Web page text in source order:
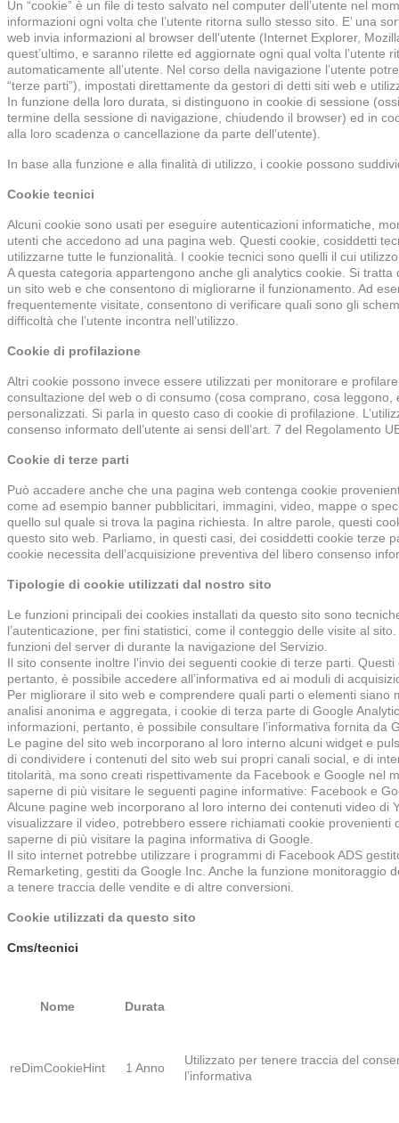
Un “cookie” è un file di testo salvato nel computer dell’utente nel
informazioni ogni volta che l’utente ritorna sullo stesso sito. E’ una
web invia informazioni al browser dell’utente (Internet Explorer,
quest’ultimo, e saranno rilette ed aggiornate ogni qual volta
automaticamente all’utente. Nel corso della navigazione l’utente
“terze parti”), impostati direttamente da gestori di detti siti web e
In funzione della loro durata, si distinguono in cookie di sessione
termine della sessione di navigazione, chiudendo il browser) ed in
alla loro scadenza o cancellazione da parte dell’utente).
In base alla funzione e alla finalità di utilizzo, i cookie possono
Cookie tecnici
Alcuni cookie sono usati per eseguire autenticazioni informatiche,
utenti che accedono ad una pagina web. Questi cookie, cosiddetti
utilizzarne tutte le funzionalità. I cookie tecnici sono quelli il cui
A questa categoria appartengono anche gli analytics cookie. Si
un sito web e che consentono di migliorarne il funzionamento. Ad
frequentemente visitate, consentono di verificare quali sono gli
difficoltà che l’utente incontra nell’utilizzo.
Cookie di profilazione
Altri cookie possono invece essere utilizzati per monitorare e
consultazione del web o di consumo (cosa comprano, cosa
personalizzati. Si parla in questo caso di cookie di profilazione.
consenso informato dell’utente ai sensi dell’art. 7 del Regolamento
Cookie di terze parti
Può accadere anche che una pagina web contenga cookie
come ad esempio banner pubblicitari, immagini, video, mappe o
quello sul quale si trova la pagina richiesta. In altre parole, questi
questo sito web. Parliamo, in questi casi, dei cosiddetti cookie terze
cookie necessita dell’acquisizione preventiva del libero consenso
Tipologie di cookie utilizzati dal nostro sito
Le funzioni principali dei cookies installati da questo sito sono
l’autenticazione, per fini statistici, come il conteggio delle visite al
funzioni del server di durante la navigazione del Servizio.
Il sito consente inoltre l’invio dei seguenti cookie di terze parti.
pertanto, è possibile accedere all’informativa ed ai moduli di
Per migliorare il sito web e comprendere quali parti o elementi
analisi anonima e aggregata, i cookie di terza parte di Google
informazioni, pertanto, è possibile consultare l’informativa fornita da
Le pagine del sito web incorporano al loro interno alcuni widget e
di condividere i contenuti del sito web sui propri canali social, e di
titolarità, ma sono creati rispettivamente da Facebook e Google nel
saperne di più visitare le seguenti pagine informative: Facebook e
Alcune pagine web incorporano al loro interno dei contenuti video
visualizzare il video, potrebbero essere richiamati cookie
saperne di più visitare la pagina informativa di Google.
Il sito internet potrebbe utilizzare i programmi di Facebook ADS
Remarketing, gestiti da Google Inc. Anche la funzione monitoraggio
a tenere traccia delle vendite e di altre conversioni.
Cookie utilizzati da questo sito
Cms/tecnici
Nome Durata
reDimCookieHint 1 Anno
Utilizzato per tenere traccia del
l’informativa